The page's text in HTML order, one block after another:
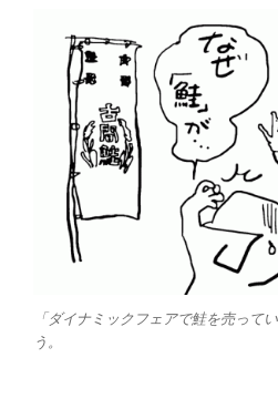
「ダイナミックフェアで鮭を売って
う。